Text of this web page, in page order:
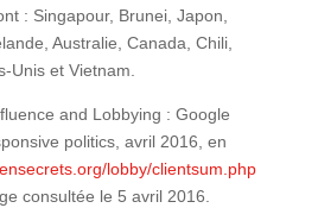
: Singapour, Brunei, Japon,
Australie, Canada, Chili,
Unis et Vietnam.
and Lobbying : Google
politics, avril 2016, en
lobby/clientsum.php
consultée le 5 avril 2016.